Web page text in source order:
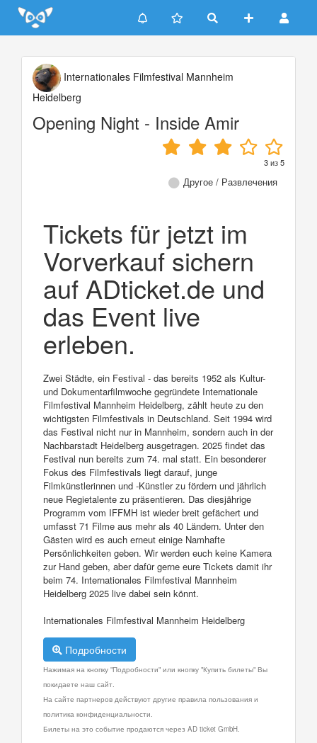
Update cookies preferences
Internationales Filmfestival Mannheim
Heidelberg
Opening Night - Inside Amir
3из5
Другое / Развлечения
Tickets für jetzt im
Vorverkauf sichern
auf ADticket.de und
das Event live
erleben.
Zwei Städte, ein Festival - das bereits 1952 als Kultur-
und Dokumentarfilmwoche gegründete Internationale
Filmfestival Mannheim Heidelberg, zählt heute zu den
wichtigsten Filmfestivals in Deutschland. Seit 1994 wird
das Festival nicht nur in Mannheim, sondern auch in der
Nachbarstadt Heidelberg ausgetragen. 2025 findet das
Festival nun bereits zum 74. mal statt. Ein besonderer
Fokus des Filmfestivals liegt darauf, junge
Filmkünstlerinnen und -Künstler zu fördern und jährlich
neue Regietalente zu präsentieren. Das diesjährige
Programm vom IFFMH ist wieder breit gefächert und
umfasst 71 Filme aus mehr als 40 Ländern. Unter den
Gästen wird es auch erneut einige Namhafte
Persönlichkeiten geben. Wir werden euch keine Kamera
zur Hand geben, aber dafür gerne eure Tickets damit ihr
beim 74. Internationales Filmfestival Mannheim
Heidelberg 2025 live dabei sein könnt.
Internationales Filmfestival Mannheim Heidelberg
Подробности
Нажимая на кнопку "Подробности" или кнопку "Купить билеты" Вы
покидаете наш сайт.
На сайте партнеров действуют другие правила пользования и
политика конфиденциальности.
Билеты на это событие продаются через AD ticket GmbH.